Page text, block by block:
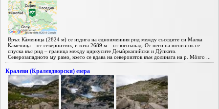
Връх Кàменица (2824 м) се издига на едноименния рид между съседите си Малка
Каменица – от североизток, и кота 2689 м – от югозапад. От него на югоизток се
спуска къс рид – граница между циркусите Демѝркапийски и Дỳпката.
Северозападното му рамо, което се вдава на североизток към долината на р. Мòзго ...
Кралеви (Кралевдворски) езера